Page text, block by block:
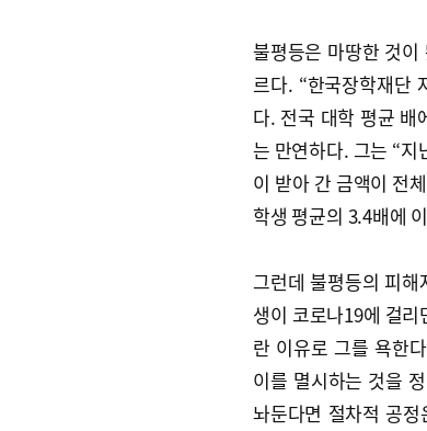
불평등은 마땅한 것
르다. “한국장학재단
다. 전국 대학 평균 배
는 만연하다. 그는 “지
이 받아 간 금액이 전
학생 평균의 3.4배에
그런데 불평등의 피
생이 코로나19에 걸리
란 이유로 그를 욕한
이를 멸시하는 것을
놔둔다면 절차적 공